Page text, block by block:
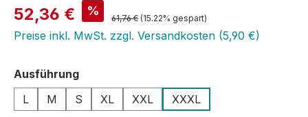
Verkaufspreis:
52,36 € % Regulärer Preis:
61,76 € (15.22% gespart)
Preise inkl. MwSt. zzgl. Versandkosten (5,90 €)
Ausführungauswählen
L
M S XL XXL XXXL